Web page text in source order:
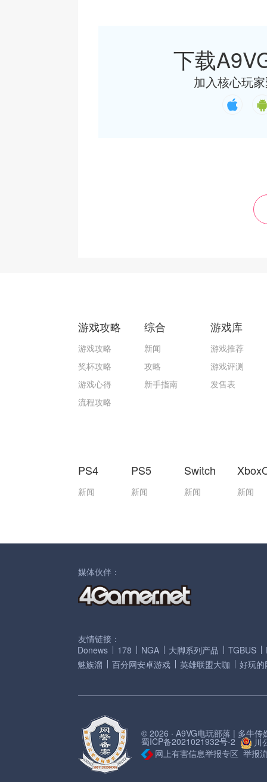
下载
加入核心玩
游戏攻略
游戏攻略
奖杯攻略
游戏心得
流程攻略
综合
新闻
攻略
新手指南
游戏库
游戏推荐
游戏评测
发售表
PS4
新闻
PS5
新闻
Switch
新闻 新闻
媒体伙伴：
友情链接：
Donews
178 NGA 大脚系列产品 TGBUS
魅族溜
百分网安卓游戏 英雄联盟大咖 好玩的
© 2026 · A9VG电玩部落 | 多牛传
蜀ICP备2021021932号-2
川
网上有害信息举报专区 举报